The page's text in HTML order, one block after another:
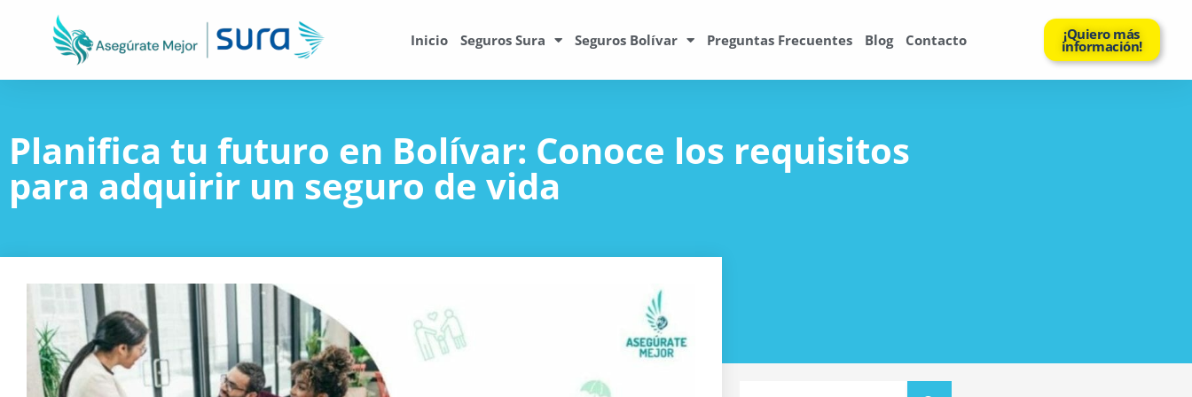
Inicio Seguros Sura Seguros Bolívar Preguntas Frecuentes Blog Contacto ¡Quiero más
información!
Planifica tu futuro en Bolívar: Conoce los requisitos
para adquirir un seguro de vida